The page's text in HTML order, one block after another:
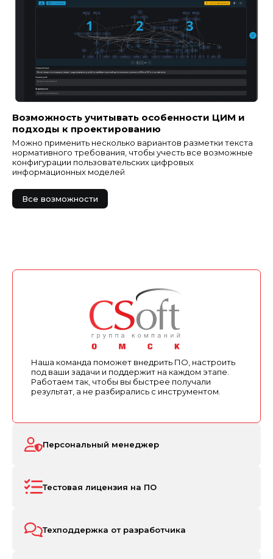
Возможность учитывать особенности ЦИМ и
подходы к проектированию
Можно применить несколько вариантов разметки текста
нормативного требования, чтобы учесть все возможные
конфигурации пользовательских цифровых
информационных моделей
Все возможности
Наша команда поможет внедрить ПО, настроить
под ваши задачи и поддержит на каждом этапе.
Работаем так, чтобы вы быстрее получали
результат, а не разбирались с инструментом.
Персональный менеджер
Тестовая лицензия на ПО
Техподдержка от разработчика